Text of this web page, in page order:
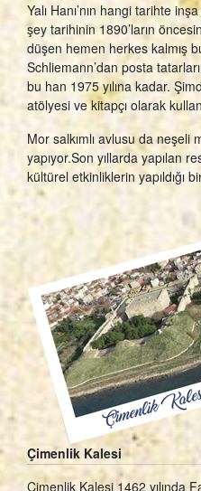
Yalı Hanı’nın hangi tarihte
şey tarihinin 1890’ların
düşen hemen herkes kalmış
Schliemann’dan posta
bu han 1975 yılına kadar.
atölyesi ve kitapçı olarak
Mor salkımlı avlusu da
yapıyor.Son yıllarda yapılan
kültürel etkinliklerin yapıldığı
Çimenlik Kalesi
Çimenlik Kalesi 1462 yılında